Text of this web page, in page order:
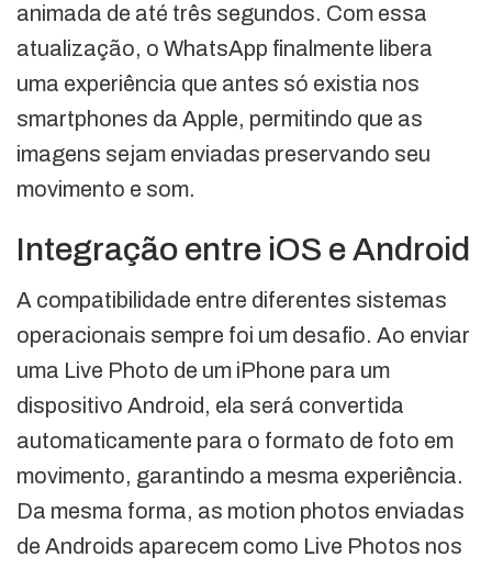
animada de até três segundos. Com essa
atualização, o WhatsApp finalmente libera
uma experiência que antes só existia nos
smartphones da Apple, permitindo que as
imagens sejam enviadas preservando seu
movimento e som.
Integração entre iOS e Android
A compatibilidade entre diferentes sistemas
operacionais sempre foi um desafio. Ao enviar
uma Live Photo de um iPhone para um
dispositivo Android, ela será convertida
automaticamente para o formato de foto em
movimento, garantindo a mesma experiência.
Da mesma forma, as motion photos enviadas
de Androids aparecem como Live Photos nos